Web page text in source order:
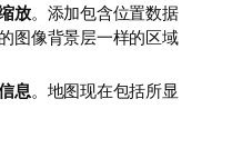
放。添加包含位置数据
图像背景层一样的区域
息。地图现在包括所显